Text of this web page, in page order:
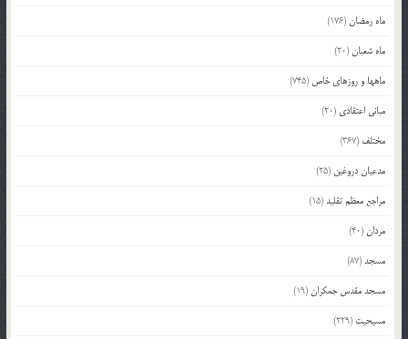
ماه رمضان(176)
ماه شعبان(20)
ماهها و روزهای خاص (745)
مبانی اعتقادی (20)
مختلف (367)
مدعیان دروغین (25)
مراجع معظم تقلید(15)
مردان(40)
مسجد(87)
مسجد مقدس جمکران(19)
مسیحیت (229)